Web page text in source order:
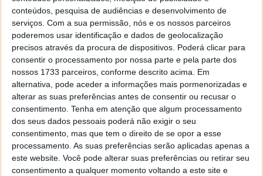
conteúdos, pesquisa de audiências e desenvolvimento de
serviços. Com a sua permissão, nós e os nossos parceiros
poderemos usar identificação e dados de geolocalização
precisos através da procura de dispositivos. Poderá clicar para
consentir o processamento por nossa parte e pela parte dos
nossos 1733 parceiros, conforme descrito acima. Em
alternativa, pode aceder a informações mais pormenorizadas e
alterar as suas preferências antes de consentir ou recusar o
consentimento. Tenha em atenção que algum processamento
dos seus dados pessoais poderá não exigir o seu
consentimento, mas que tem o direito de se opor a esse
processamento. As suas preferências serão aplicadas apenas a
este website. Você pode alterar suas preferências ou retirar seu
consentimento a qualquer momento voltando a este site e
Vítor M.
7 de Novembro de 2005 às 01:39
@Reporter
Desculpa mas o link funciona. Seja como for segue por mail
o MSn Messenger 8.
Responder
Vítor M.
7 de Novembro de 2005 às 11:21
@Rui
Tens de encontrar o que te falei. Faz da seguinte maneira,
janela iniciar e no topo dessa janela com o botão direito do
rato faz propriedades. Depois no separador Menu ‘Iniciar’
clica no botão ‘Personalizar’ aí encontrarás no separador
geral a opção para escolheres o Browser com que queres